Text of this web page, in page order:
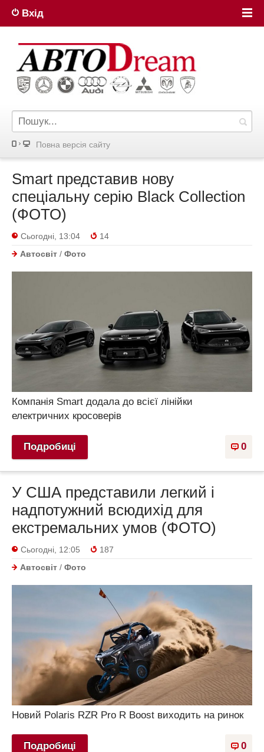
Вхід
Повна версiя сайту
Smart представив нову
спеціальну серію Black Collection
(ФОТО)
Сьогодні, 13:04
14
Автосвіт / Фото
Компанія Smart додала до всієї лінійки
електричних кросоверів
0
Подробиці
У США представили легкий і
надпотужний всюдихід для
екстремальних умов (ФОТО)
Сьогодні, 12:05
187
Автосвіт / Фото
Новий Polaris RZR Pro R Boost виходить на ринок
0
Подробиці